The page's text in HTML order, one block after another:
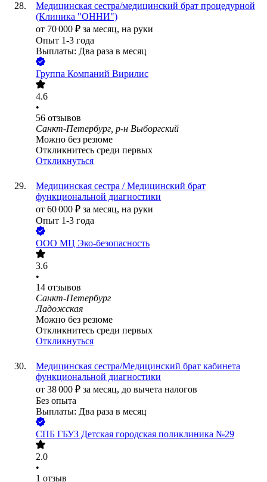
Медицинская сестра/медицинский брат процедурной
(Клиника "ОННИ")
от 70 000 ₽ за месяц, на руки
Опыт 1-3 года
Выплаты: Два раза в месяц
Группа Компаний Вирилис
4.6
•
56 отзывов
Санкт-Петербург, р-н Выборгский
Можно без резюме
Откликнитесь среди первых
Откликнуться
Медицинская сестра / Медицинский брат
функциональной диагностики
от 60 000 ₽ за месяц, на руки
Опыт 1-3 года
ООО МЦ Эко-безопасность
3.6
•
14 отзывов
Санкт-Петербург
Ладожская
Можно без резюме
Откликнитесь среди первых
Откликнуться
Медицинская сестра/Медицинский брат кабинета
функциональной диагностики
от 38 000 ₽ за месяц, до вычета налогов
Без опыта
Выплаты: Два раза в месяц
СПБ ГБУЗ Детская городская поликлиника №29
2.0
•
1 отзыв